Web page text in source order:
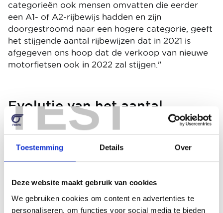
TEST
Toestemming Details Over
Deze website maakt gebruik van cookies
We gebruiken cookies om content en advertenties te
personaliseren, om functies voor social media te bieden
categorieën ook mensen omvatten die eerder
een A1- of A2-rijbewijs hadden en zijn
doorgestroomd naar een hogere categorie, geeft
het stijgende aantal rijbewijzen dat in 2021 is
afgegeven ons hoop dat de verkoop van nieuwe
motorfietsen ook in 2022 zal stijgen."
Evolutie van het aantal
afgegeven rijbewijzen voor
tweewielige motorfietsen in
België
2001 5.575 8.405